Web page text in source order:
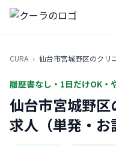
CURA › 仙台市宮城野区のクリ
履歴書なし・1日だけOK・
仙台市宮城野
求人（単発・お